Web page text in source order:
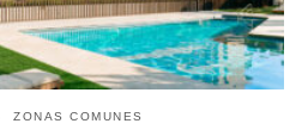
ZONAS COMUNES